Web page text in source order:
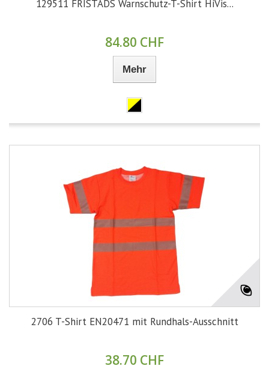
129511 FRISTADS Warnschutz-T-Shirt HiVis...
84.80 CHF
Mehr
2706 T-Shirt EN20471 mit Rundhals-Ausschnitt
38.70 CHF